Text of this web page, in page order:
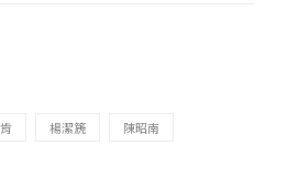
楊潔篪 陳昭南